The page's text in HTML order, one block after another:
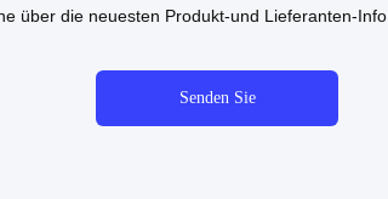
über die neuesten Produkt-und Lieferanten-Info.